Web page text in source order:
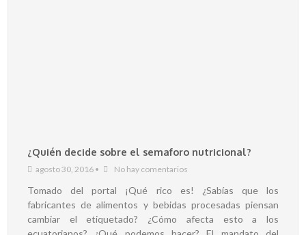
¿Quién decide sobre el semaforo nutricional?
agosto 30, 2016 • No hay comentarios
Tomado del portal ¡Qué rico es! ¿Sabías que los
fabricantes de alimentos y bebidas procesadas piensan
cambiar el etiquetado? ¿Cómo afecta esto a los